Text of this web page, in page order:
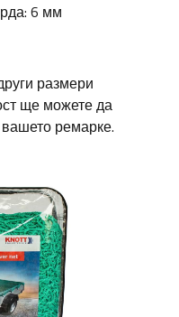
6 мм
размери
ще можете да
ремарке.